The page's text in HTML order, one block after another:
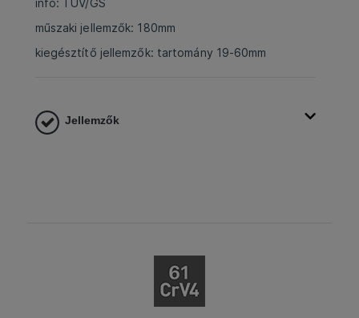
műszaki jellemzők: 180mm
kiegésztítő jellemzők: tartomány 19-60mm
Jellemzők